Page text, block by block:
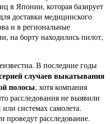
в Японии, которая базирует
доставки медицинского
и в региональные
на борту находились пилот,
В последние годы
случаев выкатывания
полосы, хотя компания
расследования не выявили
системах самолета.
проведут расследование.